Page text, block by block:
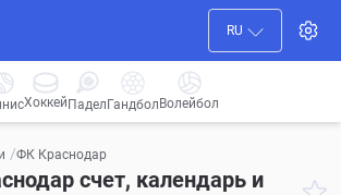
RU
Хоккей ПаделГандбол Волейбол
/ФК Краснодар
счет, календарь и